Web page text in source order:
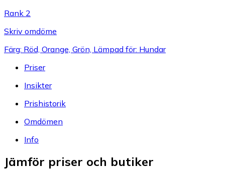
Rank 2
Skriv omdöme
Färg: Röd, Orange, Grön, Lämpad för: Hundar
Priser
Insikter
Prishistorik
Omdömen
Info
Jämför priser och butiker